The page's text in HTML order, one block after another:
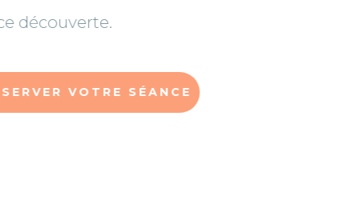
séance découverte.
RÉSERVER VOTRE SÉANCE